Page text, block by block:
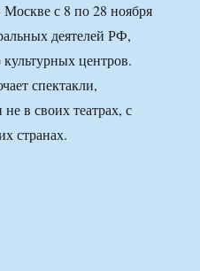
с 8 по 28 ноября
деятелей РФ,
центров.
спектакли,
в своих театрах, с
странах.